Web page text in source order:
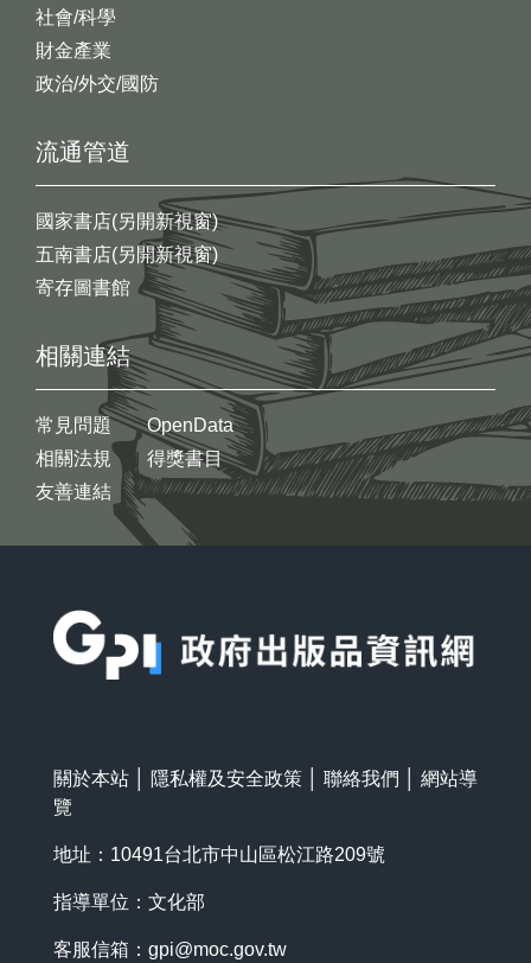
社會/科學
財金產業
政治/外交/國防
流通管道
國家書店(另開新視窗)
五南書店(另開新視窗)
寄存圖書館
相關連結
常見問題
相關法規
友善連結
OpenData
得獎書目
關於本站 隱私權及安全政策 聯絡我們
網站導
覽
地址：10491台北市中山區松江路209號
指導單位：文化部
客服信箱： gpi@moc.gov.tw